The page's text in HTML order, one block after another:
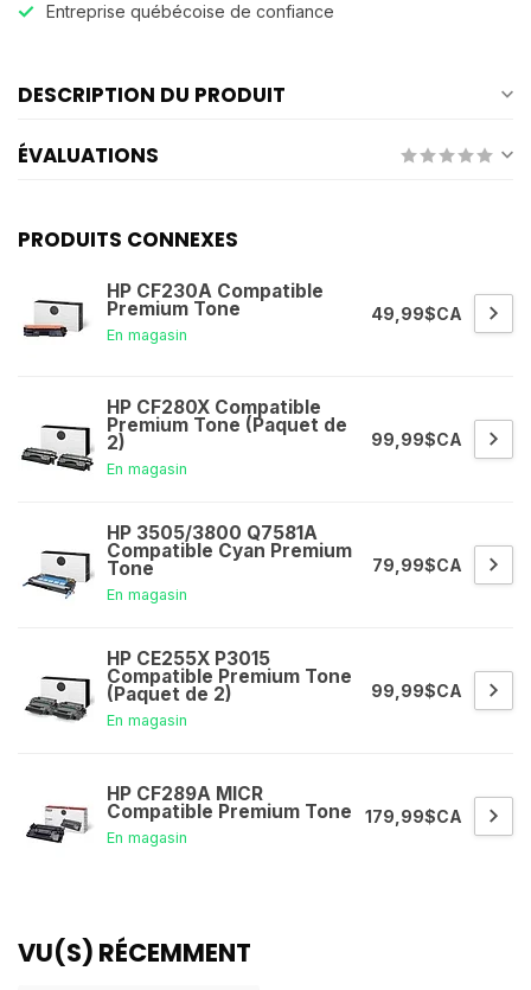
Entreprise québécoise de confiance
DESCRIPTION DU PRODUIT
ÉVALUATIONS
PRODUITS CONNEXES
HP CF230A Compatible
Premium Tone
En magasin
49,99$CA
HP CF280X Compatible
Premium Tone (Paquet de
2)
En magasin
99,99$CA
HP 3505/3800 Q7581A
Compatible Cyan Premium
Tone
En magasin
79,99$CA
HP CE255X P3015
Compatible Premium Tone
(Paquet de 2)
En magasin
99,99$CA
HP CF289A MICR
Compatible Premium Tone
En magasin
179,99$CA
VU(S) RÉCEMMENT